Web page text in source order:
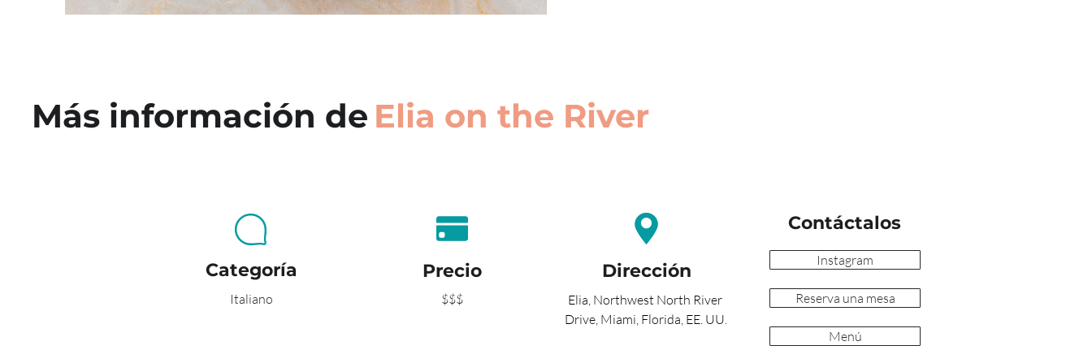
Más información de Elia on the River
Categoría
Italiano
Precio
$$$
Dirección
Elia, Northwest North River
Drive, Miami, Florida, EE. UU.
Contáctalos
Instagram
Reserva una mesa
Menú